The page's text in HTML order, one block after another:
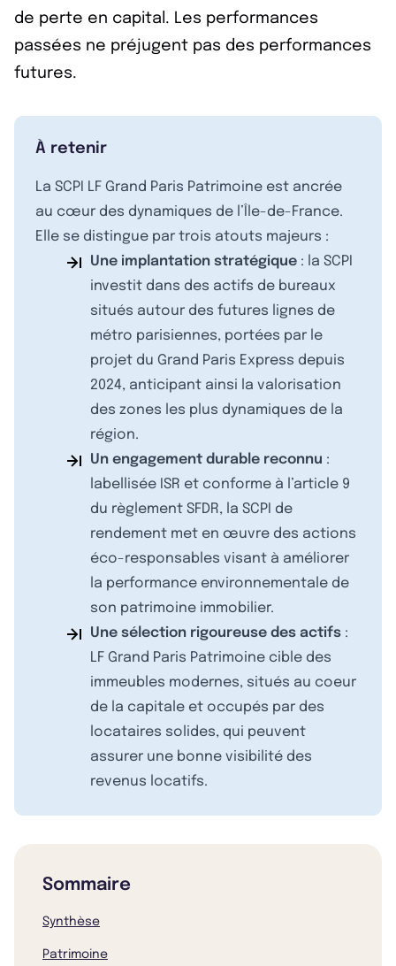
de perte en capital. Les performances
passées ne préjugent pas des performances
futures.
À retenir
La SCPI LF Grand Paris Patrimoine est ancrée
au cœur des dynamiques de l’Île-de-France.
Elle se distingue par trois atouts majeurs :
Une implantation stratégique : la SCPI
investit dans des actifs de bureaux
situés autour des futures lignes de
métro parisiennes, portées par le
projet du Grand Paris Express depuis
2024, anticipant ainsi la valorisation
des zones les plus dynamiques de la
région.
Un engagement durable reconnu :
labellisée ISR et conforme à l’article 9
du règlement SFDR, la SCPI de
rendement met en œuvre des actions
éco-responsables visant à améliorer
la performance environnementale de
son patrimoine immobilier.
Une sélection rigoureuse des actifs :
LF Grand Paris Patrimoine cible des
immeubles modernes, situés au coeur
de la capitale et occupés par des
locataires solides, qui peuvent
assurer une bonne visibilité des
revenus locatifs.
Sommaire
Synthèse
Patrimoine